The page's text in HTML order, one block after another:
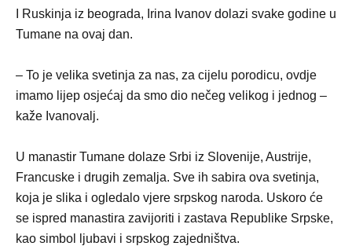
I Ruskinja iz beograda, Irina Ivanov dolazi svake godine u
Tumane na ovaj dan.
– To je velika svetinja za nas, za cijelu porodicu, ovdje
imamo lijep osjećaj da smo dio nečeg velikog i jednog –
kaže Ivanovalj.
U manastir Tumane dolaze Srbi iz Slovenije, Austrije,
Francuske i drugih zemalja. Sve ih sabira ova svetinja,
koja je slika i ogledalo vjere srpskog naroda. Uskoro će
se ispred manastira zavijoriti i zastava Republike Srpske,
kao simbol ljubavi i srpskog zajedništva.